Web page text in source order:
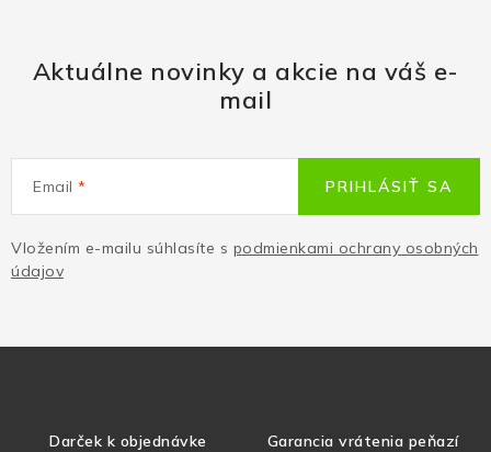
Aktuálne novinky a akcie na váš e-
mail
Email
Vložením e-mailu súhlasíte s podmienkami ochrany osobných
údajov
PRIHLÁSIŤ SA
Darček k objednávke Garancia vrátenia peňazí